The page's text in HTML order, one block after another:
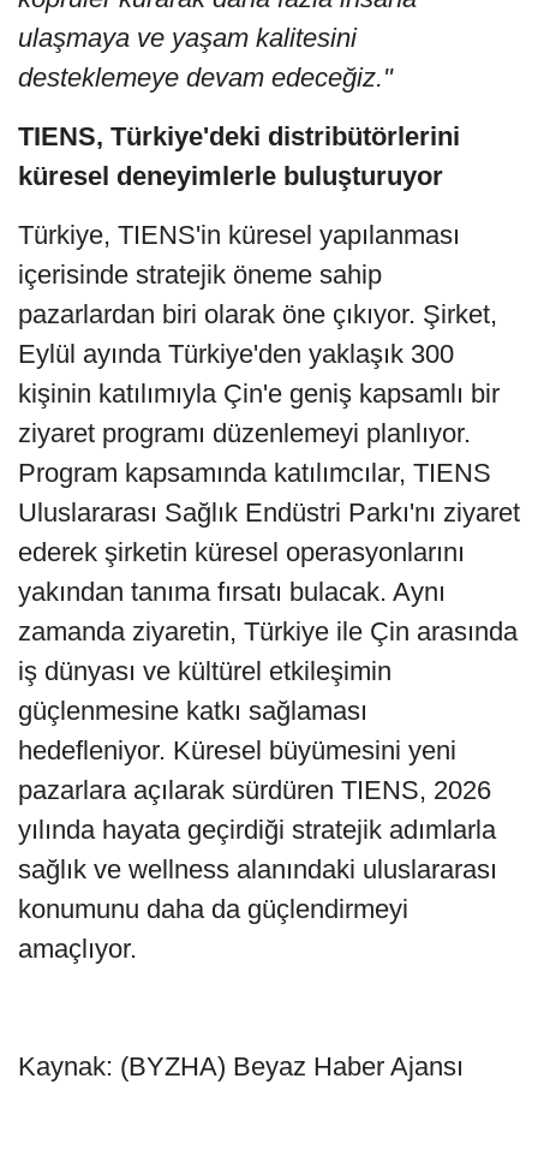
ulaşmaya ve yaşam kalitesini
desteklemeye devam edeceğiz."
TIENS, Türkiye'deki distribütörlerini
küresel deneyimlerle buluşturuyor
Türkiye, TIENS'in küresel yapılanması
içerisinde stratejik öneme sahip
pazarlardan biri olarak öne çıkıyor. Şirket,
Eylül ayında Türkiye'den yaklaşık 300
kişinin katılımıyla Çin'e geniş kapsamlı bir
ziyaret programı düzenlemeyi planlıyor.
Program kapsamında katılımcılar, TIENS
Uluslararası Sağlık Endüstri Parkı'nı ziyaret
ederek şirketin küresel operasyonlarını
yakından tanıma fırsatı bulacak. Aynı
zamanda ziyaretin, Türkiye ile Çin arasında
iş dünyası ve kültürel etkileşimin
güçlenmesine katkı sağlaması
hedefleniyor. Küresel büyümesini yeni
pazarlara açılarak sürdüren TIENS, 2026
yılında hayata geçirdiği stratejik adımlarla
sağlık ve wellness alanındaki uluslararası
konumunu daha da güçlendirmeyi
amaçlıyor.
Kaynak: (BYZHA) Beyaz Haber Ajansı